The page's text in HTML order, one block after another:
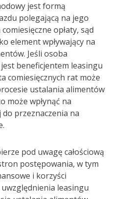
jest formą
polegającą na jego
opłaty, sąd
element wpływający na
Jeśli osoba
beneficjentem leasingu
comiesięcznych rat może
ustalania alimentów
może wpłynąć na
przeznaczenia na
pod uwagę całościową
postępowania, w tym
i korzyści
leasingu